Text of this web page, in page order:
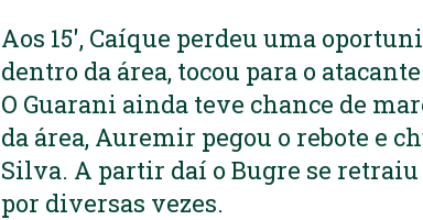
Aos 15′, Caíque perdeu uma
dentro da área, tocou para o
O Guarani ainda teve chance de
da área, Auremir pegou o rebote e
Silva. A partir daí o Bugre se
por diversas vezes.